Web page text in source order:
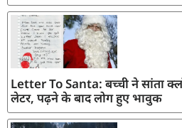
Letter To Santa: बच्ची ने सांता
लेटर, पढ़ने के बाद लोग हुए भावुक